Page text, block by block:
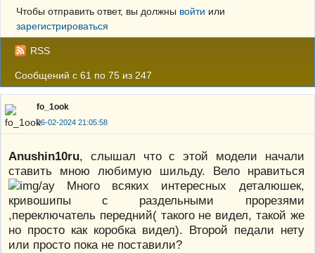
Вход
Чтобы отправить ответ, вы должны войти или
зарегистрироваться
RSS
Сообщений с 61 по 75 из 247
fo_1ook
06-02-2024 21:05:58
Anushin10ru, слышал что с этой модели начали
ставить мною любимую шильду. Вело нравиться
Много всяких интересных деталюшек,
кривошипы с раздельными прорезями
,переключатель передний( такого не видел, такой же
но просто как коробка видел). Второй педали нету
или просто пока не поставили?